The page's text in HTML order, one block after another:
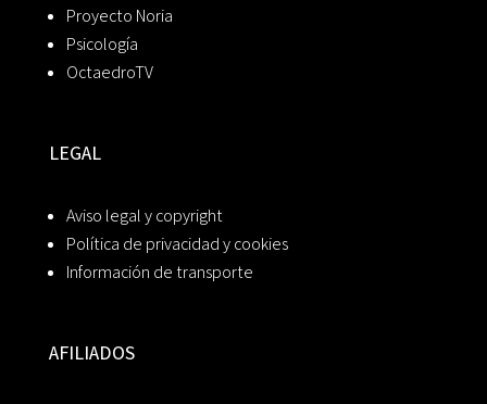
Proyecto Noria
Psicología
OctaedroTV
LEGAL
Aviso legal y copyright
Política de privacidad y cookies
Información de transporte
AFILIADOS